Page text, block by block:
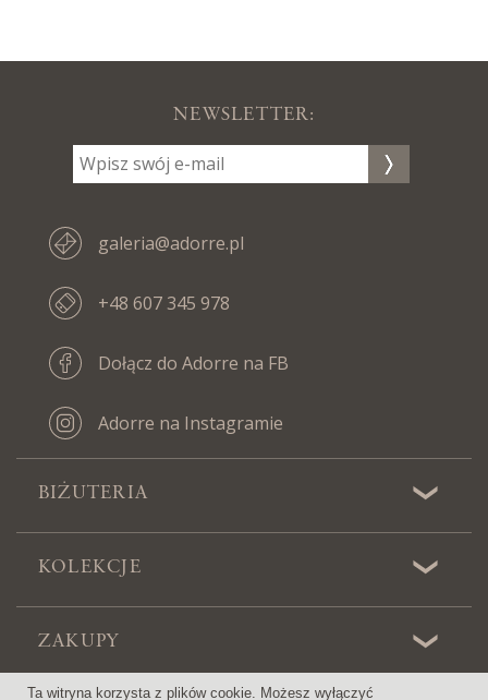
NEWSLETTER:
galeria@adorre.pl
+48 607 345 978
Dołącz do Adorre na FB
Adorre na Instagramie
BIŻUTERIA
KOLEKCJE
ZAKUPY
Ta witryna korzysta z plików cookie. Możesz wyłączyć